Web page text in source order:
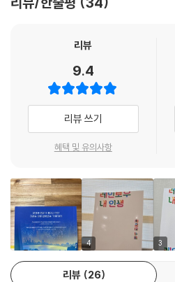
난다 씨가 있는 사회가 편견이 아닌 다정
을 향해서 달리는 사람들이니까.
--- 「다른 방향을 향해서 달리는 사람들」
- 이진미 (국어 교사, 청소년 소설 작가)
리뷰
9.4
리뷰 쓰기
혜택 및 유의사항
4 3
리뷰 26